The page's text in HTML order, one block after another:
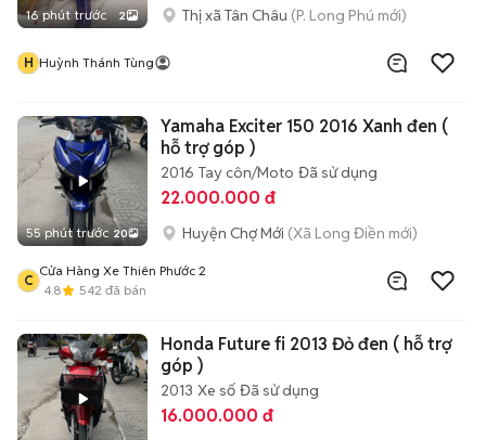
16 phút trước 2 Thị xã Tân Châu (P. Long Phú mới)
H Huỳnh Thánh Tùng
55 phút trước 20
Yamaha Exciter 150 2016 Xanh đen (
hỗ trợ góp )
2016 Tay côn/Moto Đã sử dụng
22.000.000 đ
Huyện Chợ Mới (Xã Long Điền mới)
C
Cửa Hàng Xe Thiên Phước 2
4.8
542 đã bán
Honda Future fi 2013 Đỏ đen ( hỗ trợ
góp )
2013 Xe số Đã sử dụng
16.000.000 đ